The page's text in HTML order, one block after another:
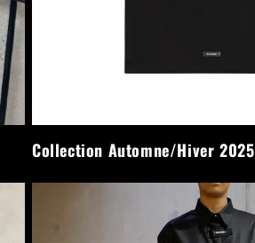
Collection Automne/Hiver 2025